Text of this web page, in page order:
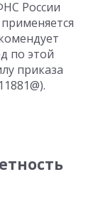
России
по этой
приказа